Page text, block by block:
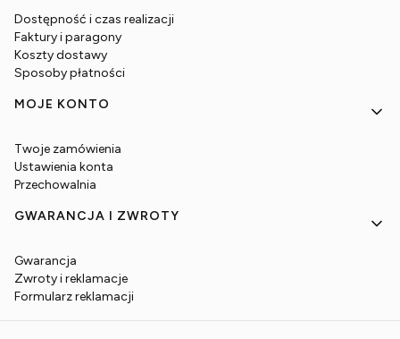
Dostępność i czas realizacji
Faktury i paragony
Koszty dostawy
Sposoby płatności
MOJE KONTO
Twoje zamówienia
Ustawienia konta
Przechowalnia
GWARANCJA I ZWROTY
Gwarancja
Zwroty i reklamacje
Formularz reklamacji